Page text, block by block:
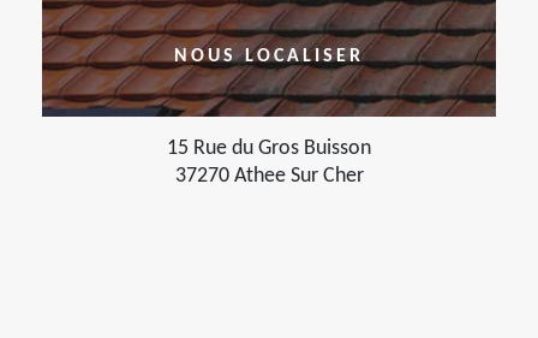
NOUS LOCALISER
15 Rue du Gros Buisson
37270 Athee Sur Cher